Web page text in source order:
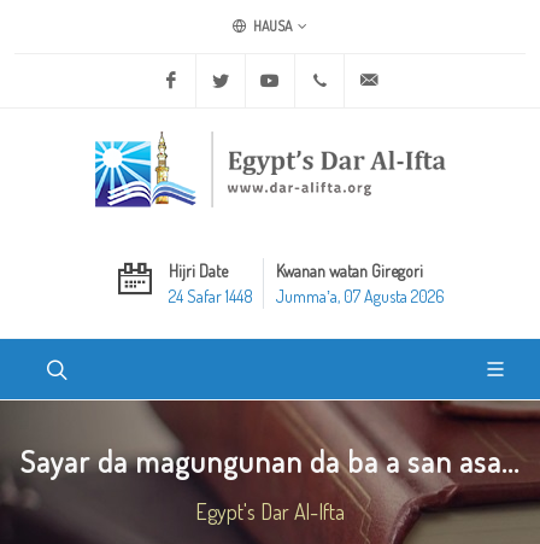
HAUSA
Facebook Twitter Youtube +20 2 25970400
Hijri Date
24 Safar 1448
Kwanan watan Giregori
Jummaʼa, 07 Agusta 2026
Sayar da magungunan da ba a san asa...
Egypt's Dar Al-Ifta